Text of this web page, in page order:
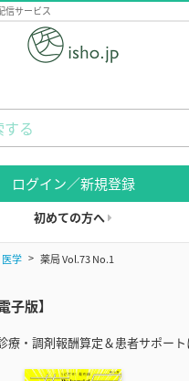
信サービス
ログイン／新規登録
初めての方へ
医学 薬局 Vol.73 No.1
版】
療・調剤報酬算定＆患者サポート